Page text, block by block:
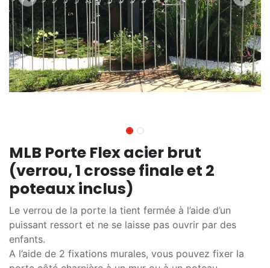
MLB Porte Flex acier brut
(verrou, 1 crosse finale et 2
poteaux inclus)
Le verrou de la porte la tient fermée à l’aide d’un
puissant ressort et ne se laisse pas ouvrir par des
enfants.
A l’aide de 2 fixations murales, vous pouvez fixer la